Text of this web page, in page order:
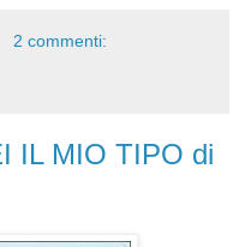
2 commenti:
IL MIO TIPO di